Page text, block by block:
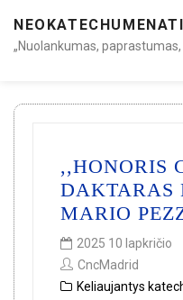
„Nuolankumas, paprastumas,
,,HONORIS
DAKTARAS
MARIO
2025 10 lapkričio
CncMadrid
Keliaujantys